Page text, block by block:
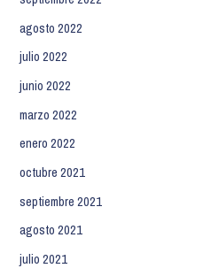
agosto 2022
julio 2022
junio 2022
marzo 2022
enero 2022
octubre 2021
septiembre 2021
agosto 2021
julio 2021